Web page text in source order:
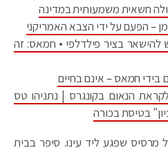
חשאית משמעותית במדינה
– הפעם על ידי הצבא האמריקני
בציר פילדלפי • חמאס: זה
בידי חמאס – אינם בחיים
הנאום בקונגרס | נתניהו טס
בטיסת בכורה
מרסיס שפגע ליד עינו. סיפר בבית